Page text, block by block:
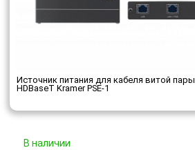
Источник питания для кабеля витой пары
HDBaseT Kramer PSE-1
В наличии